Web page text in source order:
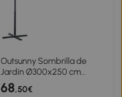
Outsunny Sombrilla de
Jardín Ø300x250 cm
Parasol Excéntrico
Inclinable con Manivela
68,50€